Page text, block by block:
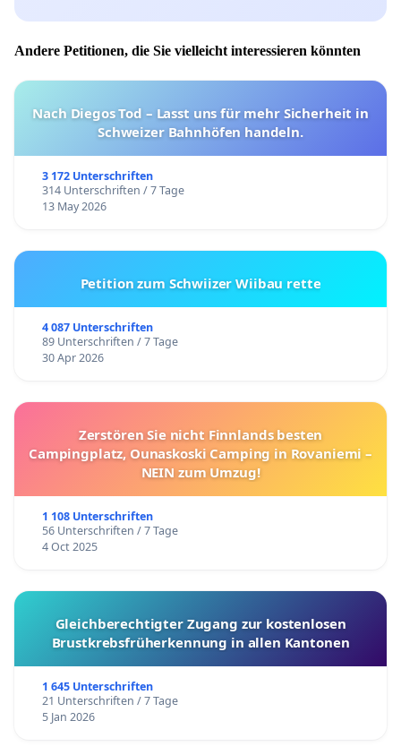
Andere Petitionen, die Sie vielleicht interessieren könnten
Nach Diegos Tod – Lasst uns für mehr Sicherheit in
Schweizer Bahnhöfen handeln.
3 172 Unterschriften
314 Unterschriften / 7 Tage
13 May 2026
Petition zum Schwiizer Wiibau rette
4 087 Unterschriften
89 Unterschriften / 7 Tage
30 Apr 2026
Zerstören Sie nicht Finnlands besten
Campingplatz, Ounaskoski Camping in Rovaniemi –
NEIN zum Umzug!
1 108 Unterschriften
56 Unterschriften / 7 Tage
4 Oct 2025
Gleichberechtigter Zugang zur kostenlosen
Brustkrebsfrüherkennung in allen Kantonen
1 645 Unterschriften
21 Unterschriften / 7 Tage
5 Jan 2026